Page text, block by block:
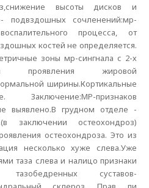
высоты дисков и
подвздошных сочленений:мр-
процесса, от
костей не определяется.
зоны мр-сингнала с 2-х
проявления жировой
ширины.Кортикальные
Заключение:МР-признаков
выявлено.В грудном отделе -
заключении остеохондроз)
остеохондроза. Это из
несколько хуже слева.Уже
таза слева и налицо признаки
суставов-